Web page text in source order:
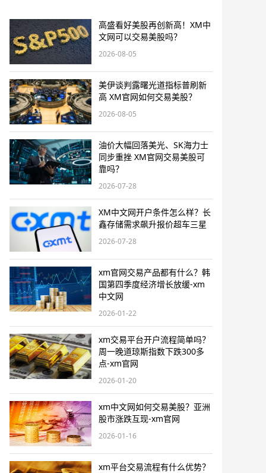
高盛看好美股再创新高！XM中
文网可以交易美股吗？
2026-08-05
美伊谈判露曙光道指标普刷新
高 XM官网如何交易美股？
2026-08-05
油价大幅回落美光、SK海力士
同步重挫 XM官网交易美股可
靠吗？
2026-07-28
XM中文网开户条件怎么样？长
鑫存储需求飙升报价超车三星
2026-07-28
xm官网交易产品都有什么？韩
国第四季度经济增长放缓-xm
中文网
2026-01-22
xm交易平台开户流程简单吗？
周一晚道琼斯指数下跌300多
点-xm官网
2026-01-20
xm中文网如何交易美股？亚洲
股市涨跌互现-xm官网
2026-01-16
xm平台交易流程有什么优势？